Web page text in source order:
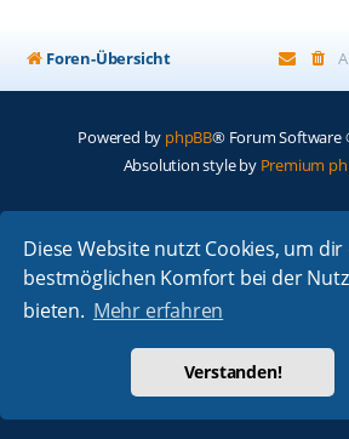
Diese Website nutzt Cookies, um dir
bestmöglichen Komfort bei der
bieten. Mehr erfahren
Verstanden!
Foren-Übersicht
Powered by phpBB® Forum Software
Absolution style by Premium
Datenschutz|